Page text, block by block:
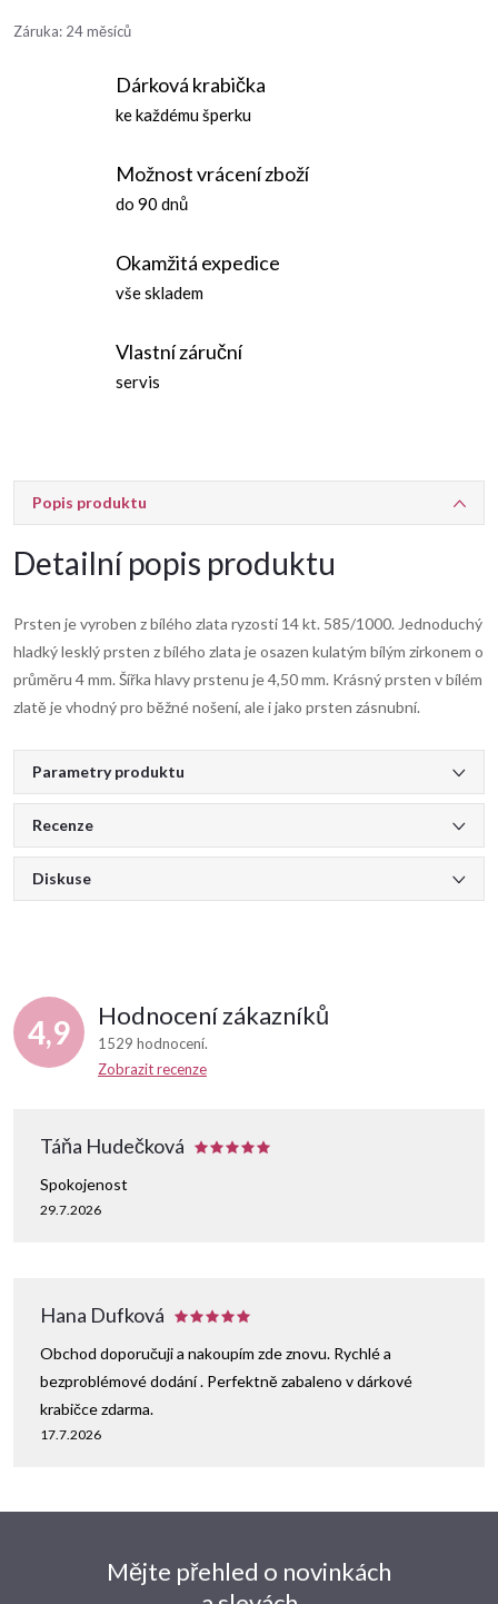
Záruka: 24 měsíců
Dárková krabička
ke každému šperku
Možnost vrácení zboží
do 90 dnů
Okamžitá expedice
vše skladem
Vlastní záruční
servis
Popis produktu
Detailní popis produktu
Prsten je vyroben z bílého zlata ryzosti 14 kt. 585/1000. Jednoduchý
hladký lesklý prsten z bílého zlata je osazen kulatým bílým zirkonem o
průměru 4 mm. Šířka hlavy prstenu je 4,50 mm. Krásný prsten v bílém
zlatě je vhodný pro běžné nošení, ale i jako prsten zásnubní.
Parametry produktu
Recenze
Diskuse
4,9 Hodnocení zákazníků
1529 hodnocení
Zobrazit recenze
Táňa Hudečková
29.7.2026
Spokojenost
Hana Dufková
17.7.2026
Obchod doporučuji a nakoupím zde znovu. Rychlé a
bezproblémové dodání . Perfektně zabaleno v dárkové
krabičce zdarma.
Mějte přehled o novinkách